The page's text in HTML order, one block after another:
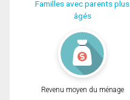
Familles avec parents plus
âgés
Revenu moyen du ménage